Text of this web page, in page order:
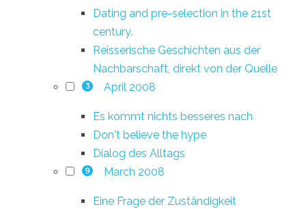
Dating and pre-selection in the 21st
century.
Reisserische Geschichten aus der
Nachbarschaft, direkt von der Quelle
3 April 2008
Es kommt nichts besseres nach
Don't believe the hype
Dialog des Alltags
9 March 2008
Eine Frage der Zuständigkeit